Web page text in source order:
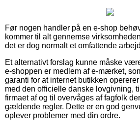
Før nogen handler på en e-shop
kommer til alt gennemse
det er dog normalt et omfattende
Et alternativt forslag kunne måske
e-shoppen er medlem af e-mærket,
garanti for at internet butikken
med den officielle danske lovgivning,
firmaet af og til overvåges af fagfolk
gældende regler. Dette er en god
oplever problemer med din ordre.